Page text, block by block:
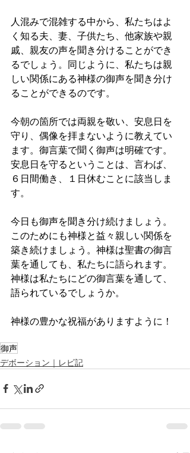
人混みで混雑する中から、私たちはよ
く知る夫、妻、子供たち、他家族や親
戚、親友の声を聞き分けることができ
るでしょう。同じように、私たちは親
しい関係にある神様の御声を聞き分け
ることができるのです。
今朝の箇所では両親を敬い、安息日を
守り、偶像を拝まないように教えてい
ます。御言葉で聞く御声は明確です。
安息日を守るということは、言わば、
６日間働き、１日休むことに該当しま
す。
今日も御声を聞き分け続けましょう。
このためにも神様と益々親しい関係を
築き続けましょう。神様は聖書の御言
葉を通しても、私たちに語られます。
神様は私たちにどの御言葉を通して、
語られているでしょうか。
神様の豊かな祝福がありますように！
御声
デボーション｜レビ記